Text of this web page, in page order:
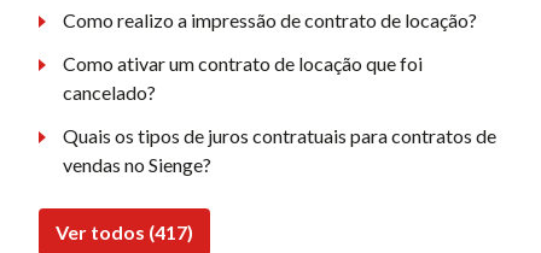
Como realizo a impressão de contrato de locação?
Como ativar um contrato de locação que foi
cancelado?
Quais os tipos de juros contratuais para contratos de
vendas no Sienge?
Ver todos (417)